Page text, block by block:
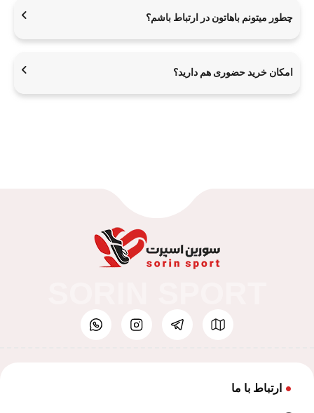
چطور میتونم باهاتون در ارتباط باشم؟
امکان خرید حضوری هم دارید؟
ارتباط با ما